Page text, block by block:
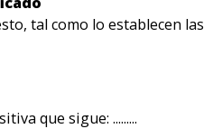
tal como lo establecen las
que sigue: .........